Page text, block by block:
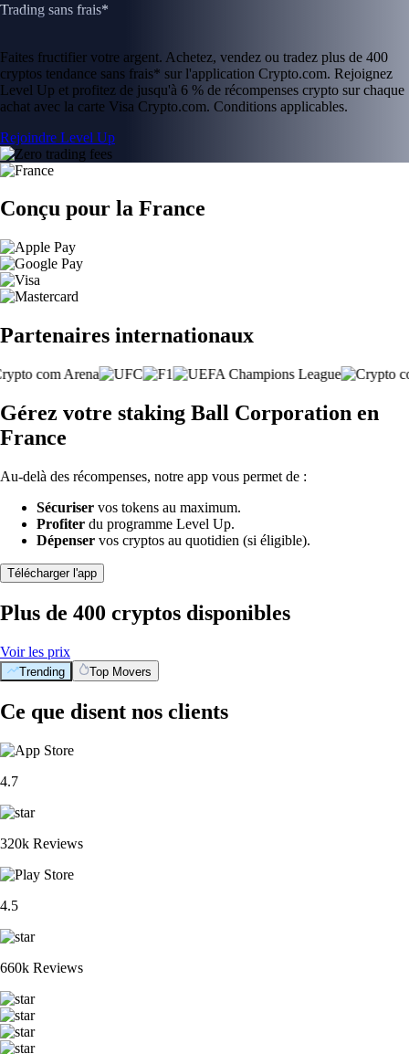
Trading sans frais*
Faites fructifier votre argent. Achetez, vendez ou tradez plus de 400
cryptos tendance sans frais* sur l'application Crypto.com. Rejoignez
Level Up et profitez de jusqu'à 6 % de récompenses crypto sur chaque
achat avec la carte Visa Crypto.com. Conditions applicables.
Rejoindre Level Up
Conçu pour la France
Partenaires internationaux
Gérez votre staking Ball Corporation en
France
Au-delà des récompenses, notre app vous permet de :
Sécuriser vos tokens au maximum.
Profiter du programme Level Up.
Dépenser vos cryptos au quotidien (si éligible).
Télécharger l'app
Plus de 400 cryptos disponibles
Voir les prix
Trending Top Movers
Ce que disent nos clients
4.7
320k Reviews
4.5
660k Reviews